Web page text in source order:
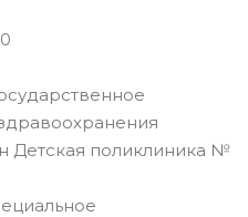
Детская поликлиника №